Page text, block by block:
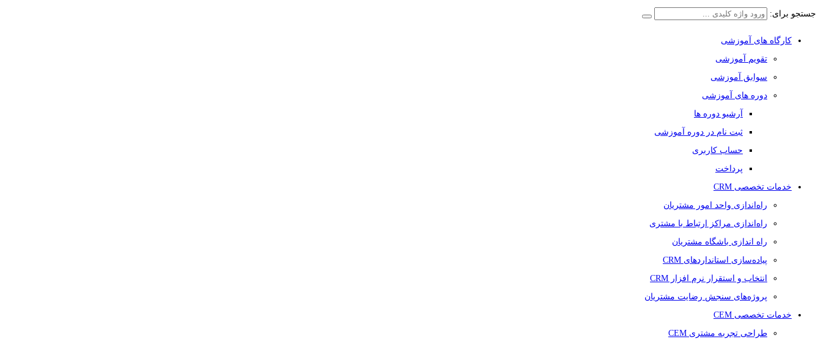
جستجو برای:
کارگاه های آموزشی
تقویم آموزشی
سوابق آموزشی
دوره های آموزشی
آرشیو دوره ها
ثبت نام در دوره آموزشی
حساب کاربری
پرداخت
خدمات تخصصی CRM
راه‌اندازی واحد امور مشتریان
راه‌اندازی مراکز ارتباط با مشتری
راه اندازی باشگاه مشتریان
پیاده‌سازی استانداردهای CRM
انتخاب و استقرار نرم افزار CRM
پروژه‌های سنجش رضایت مشتریان
خدمات تخصصی CEM
طراحی تجربه مشتری CEM